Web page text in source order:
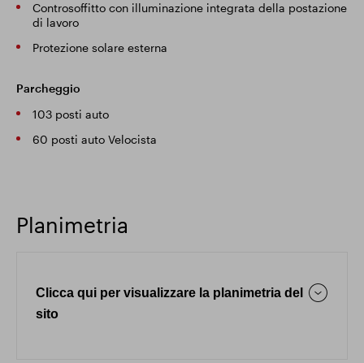
Controsoffitto con illuminazione integrata della postazione
di lavoro
Protezione solare esterna
Parcheggio
103 posti auto
60 posti auto Velocista
Planimetria
Clicca qui per visualizzare la planimetria del
sito